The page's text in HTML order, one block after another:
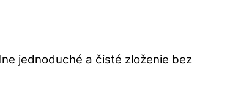
jednoduché a čisté zloženie bez